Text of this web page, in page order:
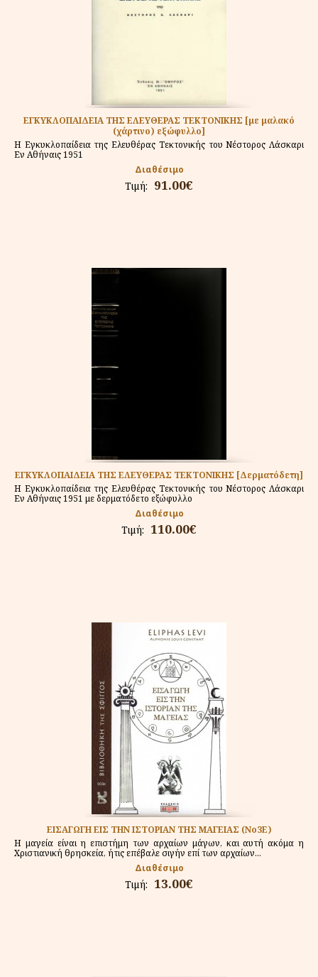
ΕΓΚΥΚΛΟΠΑΙΔΕΙΑ ΤΗΣ ΕΛΕΥΘΕΡΑΣ ΤΕΚΤΟΝΙΚΗΣ [με μαλακό
(χάρτινο) εξώφυλλο]
Η Εγκυκλοπαίδεια της Ελευθέρας Τεκτονικής του Νέστορος Λάσκαρι
Εν Αθήναις 1951
Διαθέσιμο
Τιμή: 91.00€
ΕΓΚΥΚΛΟΠΑΙΔΕΙΑ ΤΗΣ ΕΛΕΥΘΕΡΑΣ ΤΕΚΤΟΝΙΚΗΣ [Δερματόδετη]
Η Εγκυκλοπαίδεια της Ελευθέρας Τεκτονικής του Νέστορος Λάσκαρι
Εν Αθήναις 1951 με δερματόδετο εξώφυλλο
Διαθέσιμο
Τιμή: 110.00€
ΕΙΣΑΓΩΓΗ ΕΙΣ ΤΗΝ ΙΣΤΟΡΙΑΝ ΤΗΣ ΜΑΓΕΙΑΣ (Νο3Ε)
Η μαγεία είναι η επιστήμη των αρχαίων μάγων, και αυτή ακόμα η
Χριστιανική θρησκεία, ήτις επέβαλε σιγήν επί των αρχαίων...
Διαθέσιμο
Τιμή: 13.00€